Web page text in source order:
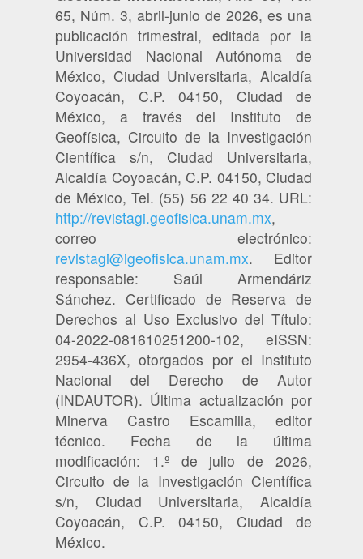
65, Núm. 3, abril-junio de 2026, es una
publicación trimestral, editada por la
Universidad Nacional Autónoma de
México, Ciudad Universitaria, Alcaldía
Coyoacán, C.P. 04150, Ciudad de
México, a través del Instituto de
Geofísica, Circuito de la Investigación
Científica s/n, Ciudad Universitaria,
Alcaldía Coyoacán, C.P. 04150, Ciudad
de México, Tel. (55) 56 22 40 34. URL:
http://revistagi.geofisica.unam.mx,
correo electrónico:
revistagi@igeofisica.unam.mx. Editor
responsable: Saúl Armendáriz
Sánchez. Certificado de Reserva de
Derechos al Uso Exclusivo del Título:
04-2022-081610251200-102, eISSN:
2954-436X, otorgados por el Instituto
Nacional del Derecho de Autor
(INDAUTOR). Última actualización por
Minerva Castro Escamilla, editor
técnico. Fecha de la última
modificación: 1.º de julio de 2026,
Circuito de la Investigación Científica
s/n, Ciudad Universitaria, Alcaldía
Coyoacán, C.P. 04150, Ciudad de
México.